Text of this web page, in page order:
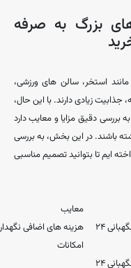
بزرگ به صرفه
استخر، سالن‌ های ورزشی،
زیادی دارند. با این حال،
بررسی دقیق مزایا و معایب دارد
باشند. در این بخش، به بررسی
‌ایم تا بتوانید تصمیم مناسبی
معایب
سیستم امنیتی پیشرفته و نگهبانی ۲۴
هزینه‌ های اضافی
امکانات
سیستم امنیتی پیشرفته و نگهبانی ۲۴